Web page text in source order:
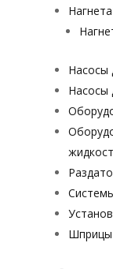
Насосы
Насосы
Шприцы